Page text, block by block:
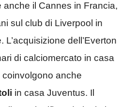
anche il Cannes in Francia,
sul club di Liverpool in
L’acquisizione dell’Everton
di calciomercato in casa
anche
in casa Juventus. Il